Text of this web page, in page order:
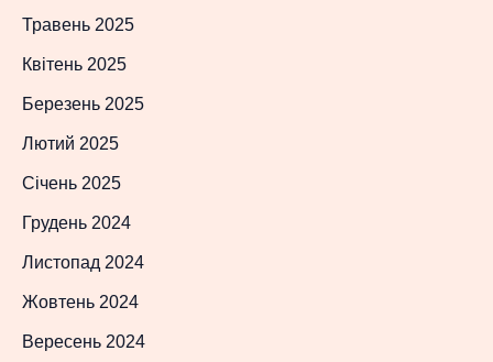
Травень 2025
Квітень 2025
Березень 2025
Лютий 2025
Січень 2025
Грудень 2024
Листопад 2024
Жовтень 2024
Вересень 2024